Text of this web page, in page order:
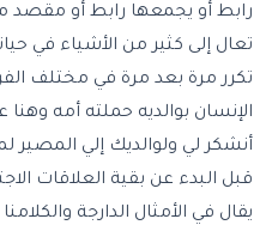
رابط أو يجمعها رابط أو مقصد
تعال إلى كثير من الأشياء في
تكرر مرة بعد مرة في مختلف
الإنسان بوالديه حملته أمه
أنشكر لي ولوالديك إلي المصير
قبل البدء عن بقية العلاقات
يقال في الأمثال الدارجة